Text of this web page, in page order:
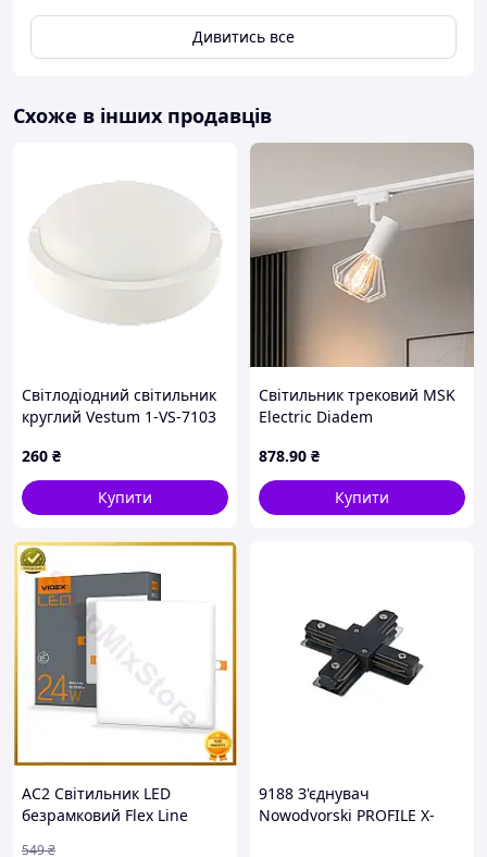
Дивитись все
Схоже в інших продавців
Світлодіодний світильник
круглий Vestum 1-VS-7103
174x62мм білий
260 ₴
Купити
Світильник трековий MSK
Electric Diadem
шинопровід білий NT
22151-1 WH
878.90 ₴
Купити
AC2 Світильник LED
безрамковий Flex Line
549₴
9188 З'єднувач
Nowodvorski PROFILE X-